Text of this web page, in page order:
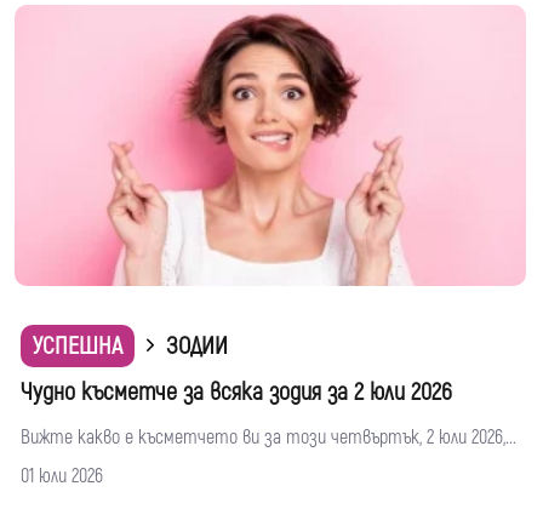
УСПЕШНА
ЗОДИИ
Чудно късметче за всяка зодия за 2 юли 2026
Вижте какво е късметчето ви за този четвъртък, 2 юли 2026,...
01 юли 2026